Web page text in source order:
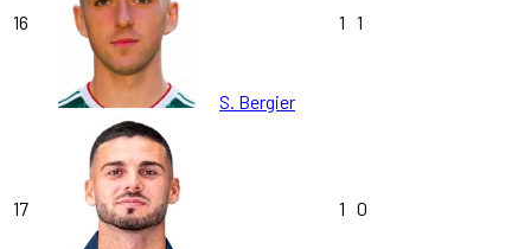
16
S. Bergier
1 1
17 1 0